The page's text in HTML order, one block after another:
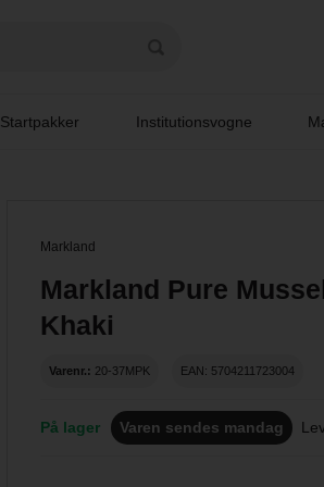
Startpakker Institutionsvogne
Markland
Markland Pure
Khaki
Varenr.: 20-37MPK EAN: 5704211723004
På lager Varen sendes mandag